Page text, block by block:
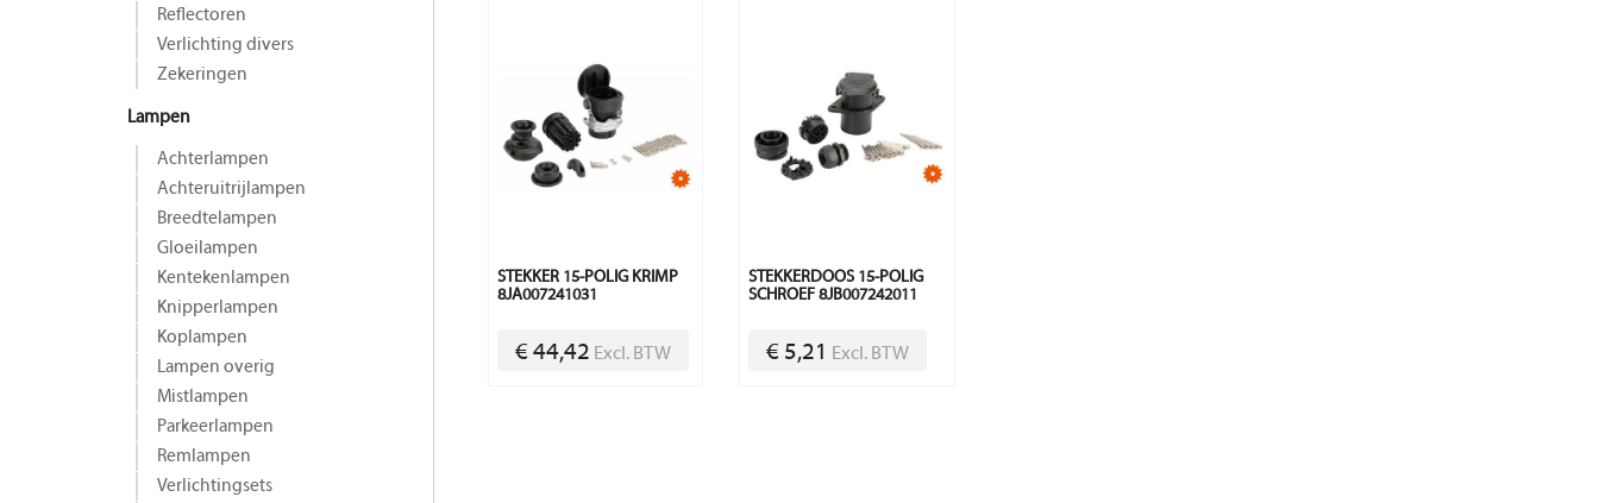
Reflectoren
Verlichting divers
Zekeringen
Lampen
Achterlampen
Achteruitrijlampen
Breedtelampen
Gloeilampen
Kentekenlampen
Knipperlampen
Koplampen
Lampen overig
Mistlampen
Parkeerlampen
Remlampen
Verlichtingsets
STEKKER 15-POLIG KRIMP
8JA007241031
€ 44,42 Excl. BTW
STEKKERDOOS 15-POLIG
SCHROEF 8JB007242011
€ 5,21 Excl. BTW